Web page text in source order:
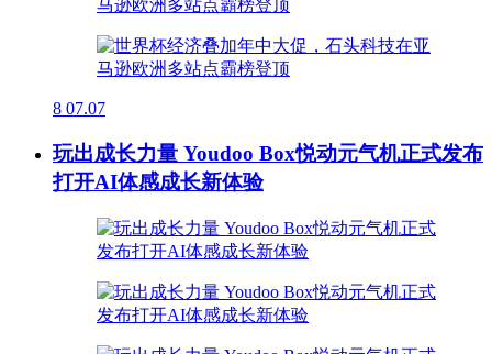
8 07.07
玩出成长力量 Youdoo Box悦动元气机正式发布
打开AI体感成长新体验